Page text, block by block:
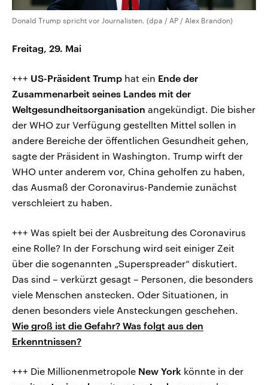
Donald Trump spricht vor Journalisten. (dpa / AP / Alex Brandon)
Freitag, 29. Mai
+++ US-Präsident Trump hat ein Ende der
Zusammenarbeit seines Landes mit der
Weltgesundheitsorganisation angekündigt. Die bisher
der WHO zur Verfügung gestellten Mittel sollen in
andere Bereiche der öffentlichen Gesundheit gehen,
sagte der Präsident in Washington. Trump wirft der
WHO unter anderem vor, China geholfen zu haben,
das Ausmaß der Coronavirus-Pandemie zunächst
verschleiert zu haben.
+++ Was spielt bei der Ausbreitung des Coronavirus
eine Rolle? In der Forschung wird seit einiger Zeit
über die sogenannten „Superspreader“ diskutiert.
Das sind – verkürzt gesagt – Personen, die besonders
viele Menschen anstecken. Oder Situationen, in
denen besonders viele Ansteckungen geschehen.
Wie groß ist die Gefahr? Was folgt aus den
Erkenntnissen?
+++ Die Millionenmetropole New York könnte in der